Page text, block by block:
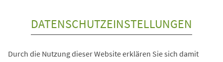
DATENSCHUTZEINSTELLUNGEN
Durch die Nutzung dieser Website erklären Sie sich damit